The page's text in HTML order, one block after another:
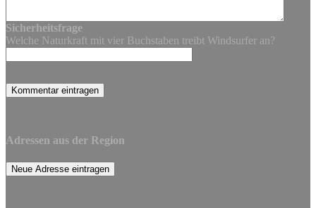
Sicherheitsfrage
Welche Naturkraft mit vier Buchstaben treibt Windsurfer an?
Adressen aus der Region
Neue Adresse eintragen